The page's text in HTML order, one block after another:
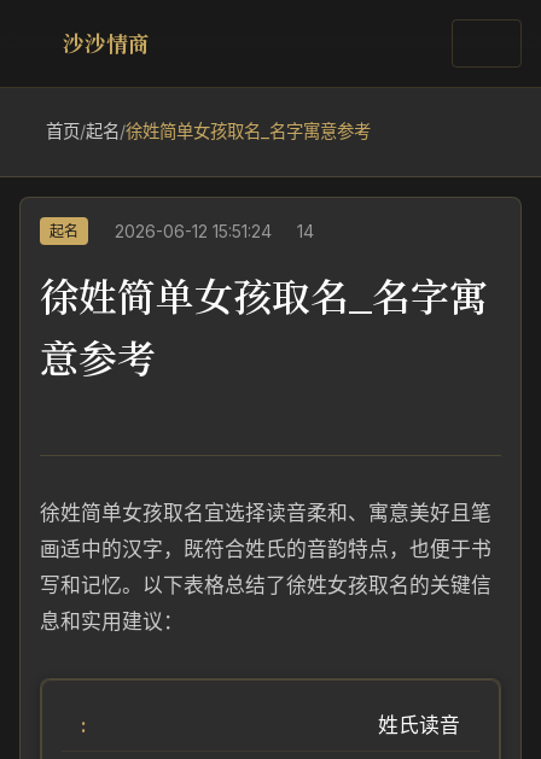
沙沙情商
首页/起名/徐姓简单女孩取名_名字寓意参考
起名 2026-06-12 15:51:24 14
徐姓简单女孩取名_名字寓
意参考
徐姓简单女孩取名宜选择读音柔和、寓意美好且笔
画适中的汉字，既符合姓氏的音韵特点，也便于书
写和记忆。以下表格总结了徐姓女孩取名的关键信
息和实用建议：
姓氏读音